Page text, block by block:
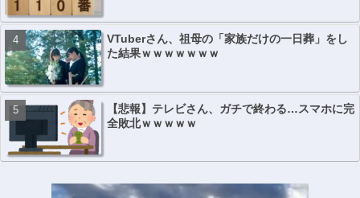
VTuberさん、祖母の「家族だけの一日葬」をし
た結果ｗｗｗｗｗｗｗ
【悲報】テレビさん、ガチで終わる…スマホに完
全敗北ｗｗｗｗｗ